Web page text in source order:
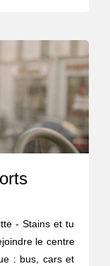
- Stains et tu
le centre
: bus, cars et